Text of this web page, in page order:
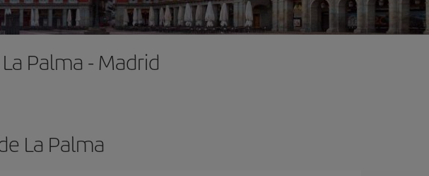
Palma - Madrid
La Palma